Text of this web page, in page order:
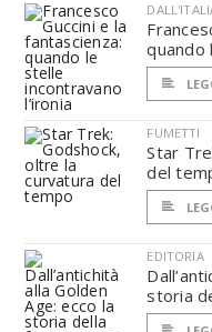
quando
FUMETTI
Star
del
EDITORIA
storia